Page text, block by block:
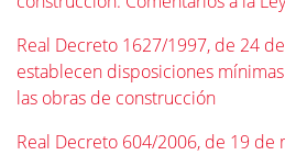
Real Decreto 1627/1997, de 24
establecen disposiciones
las obras de construcción
Real Decreto 604/2006, de 19 de